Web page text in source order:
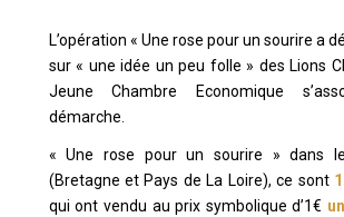
L’opération « Une rose pour un sourire a
sur « une idée un peu folle » des Lions
Jeune Chambre Economique
démarche.
« Une rose pour un sourire » dans
(Bretagne et Pays de La Loire), ce sont
qui ont vendu au prix symbolique d’1€